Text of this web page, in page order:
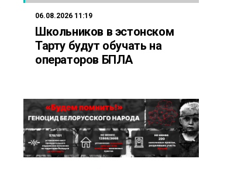
06.08.2026 11:19
Школьников в эстонском
Тарту будут обучать на
операторов БПЛА